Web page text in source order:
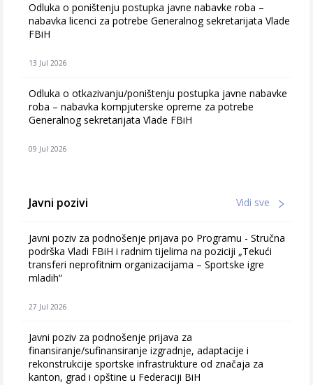
Odluka o poništenju postupka javne nabavke roba –
nabavka licenci za potrebe Generalnog sekretarijata Vlade
FBiH
13 Jul 2026
Odluka o otkazivanju/poništenju postupka javne nabavke
roba – nabavka kompjuterske opreme za potrebe
Generalnog sekretarijata Vlade FBiH
09 Jul 2026
Javni pozivi Vidi sve
Javni poziv za podnošenje prijava po Programu - Stručna
podrška Vladi FBiH i radnim tijelima na poziciji „Tekući
transferi neprofitnim organizacijama – Sportske igre
mladih“
27 Jul 2026
Javni poziv za podnošenje prijava za
finansiranje/sufinansiranje izgradnje, adaptacije i
rekonstrukcije sportske infrastrukture od značaja za
kanton, grad i opštine u Federaciji BiH